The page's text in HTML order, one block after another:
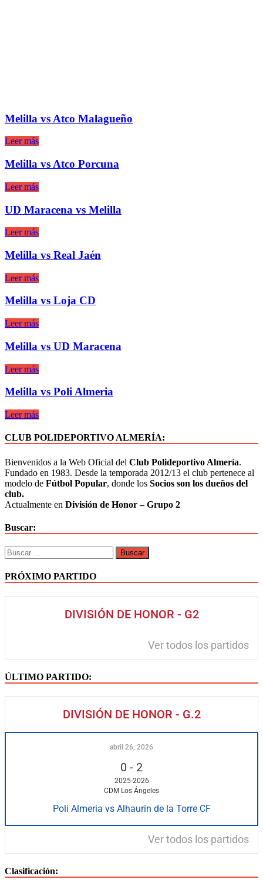
Melilla vs Atco Malagueño
Leer más
Melilla vs Atco Porcuna
Leer más
UD Maracena vs Melilla
Leer más
Melilla vs Real Jaén
Leer más
Melilla vs Loja CD
Leer más
Melilla vs UD Maracena
Leer más
Melilla vs Poli Almeria
Leer más
CLUB POLIDEPORTIVO ALMERÍA:
Bienvenidos a la Web Oficial del Club Polideportivo Almería.
Fundado en 1983. Desde la temporada 2012/13 el club pertenece al
modelo de Fútbol Popular, donde los Socios son los dueños del
club.
Actualmente en División de Honor – Grupo 2
Buscar:
PRÓXIMO PARTIDO
DIVISIÓN DE HONOR - G2
Ver todos los partidos
ÚLTIMO PARTIDO:
DIVISIÓN DE HONOR - G.2
abril 26, 2026
0 - 2
2025-2026
CDM Los Ángeles
Poli Almeria vs Alhaurin de la Torre CF
Ver todos los partidos
Clasificación: